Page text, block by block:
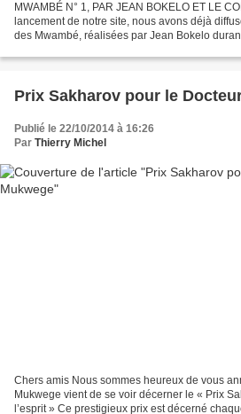
MWAMBÉ N° 1, PAR JEAN BOKELO ET LE
lancement de notre site, nous avons déjà
des Mwambé, réalisées par Jean Bokelo
Prix Sakharov pour le
Publié le 22/10/2014 à 16:26
Par Thierry Michel
Chers amis Nous sommes heureux de vous
Mukwege vient de se voir décerner le « Prix
l’esprit » Ce prestigieux prix est décerné